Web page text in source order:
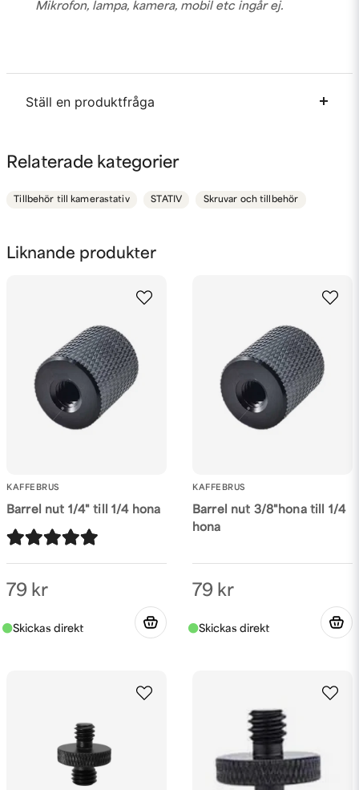
Liknande produkter
KAFFEBRUS
Barrel nut 1/4" till 1/4 hona
79 kr
KAFFEBRUS
Barrel nut 3/8"hona till 1/4
hona
79 kr
Mikrofon, lampa, kamera, mobil etc ingår ej.
Ställ en produktfråga
Fråga oss något om denna produkten...
Ja, ni får publicera min fråga
Skicka fråga
Relaterade kategorier
Tillbehör till kamerastativ STATIV Skruvar och tillbehör